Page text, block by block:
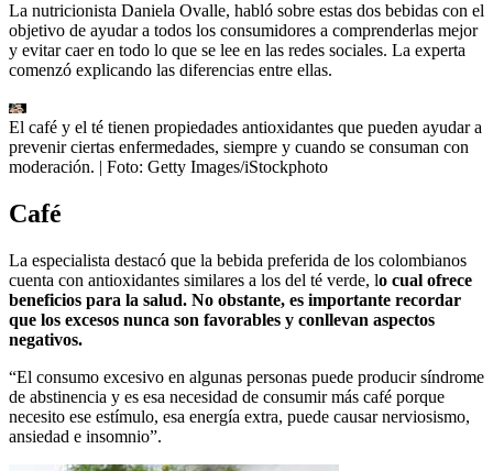
La nutricionista Daniela Ovalle, habló sobre estas dos bebidas con el
objetivo de ayudar a todos los consumidores a comprenderlas mejor
y evitar caer en todo lo que se lee en las redes sociales. La experta
comenzó explicando las diferencias entre ellas.
El café y el té tienen propiedades antioxidantes que pueden ayudar a
prevenir ciertas enfermedades, siempre y cuando se consuman con
moderación. | Foto: Getty Images/iStockphoto
Café
La especialista destacó que la bebida preferida de los colombianos
cuenta con antioxidantes similares a los del té verde, lo cual ofrece
beneficios para la salud. No obstante, es importante recordar
que los excesos nunca son favorables y conllevan aspectos
negativos.
“El consumo excesivo en algunas personas puede producir síndrome
de abstinencia y es esa necesidad de consumir más café porque
necesito ese estímulo, esa energía extra, puede causar nerviosismo,
ansiedad e insomnio”.